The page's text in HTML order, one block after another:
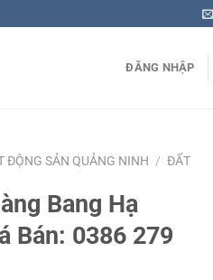
ĐĂNG NHẬP
ĐỘNG SẢN QUẢNG NINH / ĐẤT
Bang Hạ
Bán: 0386 279